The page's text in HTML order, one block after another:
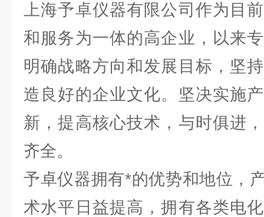
上海予卓仪器有限公司作为目
和服务为一体的高企业，以来
明确战略方向和发展目标，坚
造良好的企业文化。坚决实施
新，提高核心技术，与时俱进
齐全。
予卓仪器拥有*的优势和地位，
术水平日益提高，拥有各类电